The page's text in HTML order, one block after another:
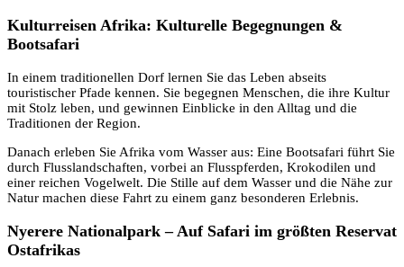
Kulturreisen Afrika: Kulturelle Begegnungen &
Bootsafari
In einem traditionellen Dorf lernen Sie das Leben abseits
touristischer Pfade kennen. Sie begegnen Menschen, die ihre Kultur
mit Stolz leben, und gewinnen Einblicke in den Alltag und die
Traditionen der Region.
Danach erleben Sie Afrika vom Wasser aus: Eine Bootsafari führt Sie
durch Flusslandschaften, vorbei an Flusspferden, Krokodilen und
einer reichen Vogelwelt. Die Stille auf dem Wasser und die Nähe zur
Natur machen diese Fahrt zu einem ganz besonderen Erlebnis.
Nyerere Nationalpark – Auf Safari im größten Reservat
Ostafrikas